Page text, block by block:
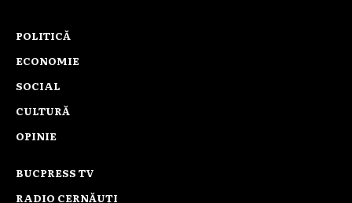
POLITICĂ
ECONOMIE
SOCIAL
CULTURĂ
OPINIE
BUCPRESS TV
RADIO CERNĂUȚI